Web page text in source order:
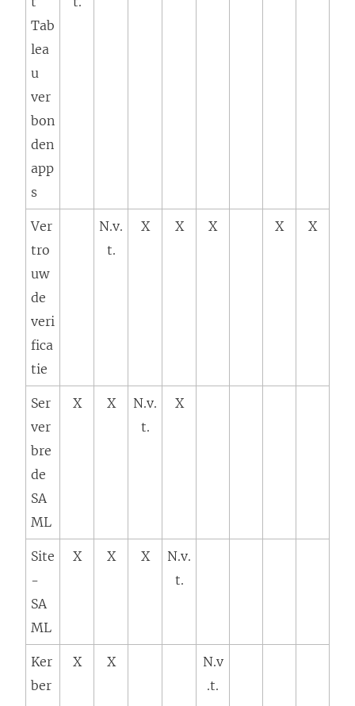
Tab
lea
u
ver
bon
den
app
s
Ver
tro
uw
de
veri
fica
tie
N.v.
t.
X X X X X
Ser
ver
bre
de
SA
ML
X X
N.v.
t.
X
Site
-
SA
ML
X X X
N.v.
t.
Ker
ber
X X
N.v
.t.